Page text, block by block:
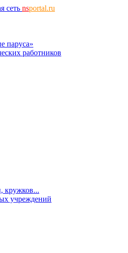
сеть nsportal.ru
паруса»
работников
кружков...
учреждений